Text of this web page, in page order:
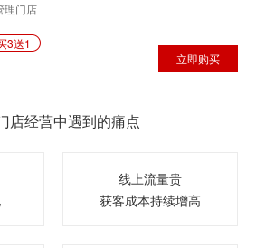
理门店
3送1
立即购买
店经营中遇到的痛点
线上流量贵
获客成本持续增高